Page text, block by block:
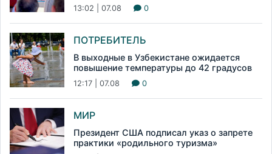
13:02 | 07.08 0
ПОТРЕБИТЕЛЬ
В выходные в Узбекистане ожидается
повышение температуры до 42 градусов
12:17 | 07.08 0
МИР
Президент США подписал указ о запрете
практики «родильного туризма»